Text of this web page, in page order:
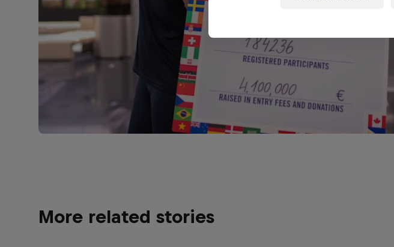
More related stories